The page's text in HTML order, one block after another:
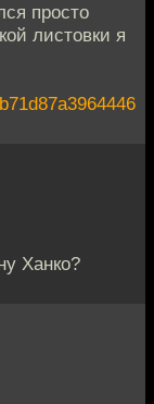
просто
листовки я
Ханко?